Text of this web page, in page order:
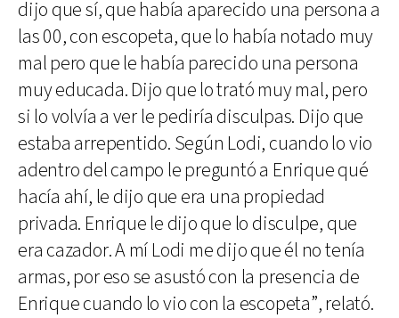
dijo que sí, que había aparecido una persona a
las 00, con escopeta, que lo había notado muy
mal pero que le había parecido una persona
muy educada. Dijo que lo trató muy mal, pero
si lo volvía a ver le pediría disculpas. Dijo que
estaba arrepentido. Según Lodi, cuando lo vio
adentro del campo le preguntó a Enrique qué
hacía ahí, le dijo que era una propiedad
privada. Enrique le dijo que lo disculpe, que
era cazador. A mí Lodi me dijo que él no tenía
armas, por eso se asustó con la presencia de
Enrique cuando lo vio con la escopeta”, relató.